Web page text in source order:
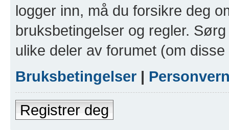
logger inn, må du forsikre deg
bruksbetingelser og regler.
ulike deler av forumet (om
Bruksbetingelser |
Registrer deg